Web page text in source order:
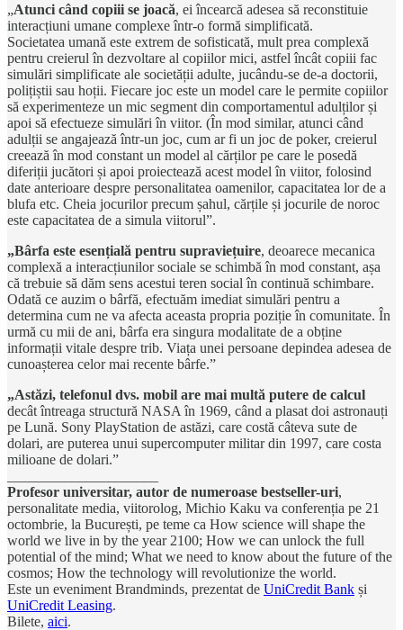
„Atunci când copiii se joacă, ei încearcă adesea să reconstituie
interacțiuni umane complexe într-o formă simplificată.
Societatea umană este extrem de sofisticată, mult prea complexă
pentru creierul în dezvoltare al copiilor mici, astfel încât copiii fac
simulări simplificate ale societății adulte, jucându-se de-a doctorii,
polițiștii sau hoții. Fiecare joc este un model care le permite copiilor
să experimenteze un mic segment din comportamentul adulților și
apoi să efectueze simulări în viitor. (În mod similar, atunci când
adulții se angajează într-un joc, cum ar fi un joc de poker, creierul
creează în mod constant un model al cărților pe care le posedă
diferiții jucători și apoi proiectează acest model în viitor, folosind
date anterioare despre personalitatea oamenilor, capacitatea lor de a
blufa etc. Cheia jocurilor precum șahul, cărțile și jocurile de noroc
este capacitatea de a simula viitorul”.
„Bârfa este esențială pentru supraviețuire, deoarece mecanica
complexă a interacțiunilor sociale se schimbă în mod constant, așa
că trebuie să dăm sens acestui teren social în continuă schimbare.
Odată ce auzim o bârfă, efectuăm imediat simulări pentru a
determina cum ne va afecta aceasta propria poziție în comunitate. În
urmă cu mii de ani, bârfa era singura modalitate de a obține
informații vitale despre trib. Viața unei persoane depindea adesea de
cunoașterea celor mai recente bârfe.”
„Astăzi, telefonul dvs. mobil are mai multă putere de calcul
decât întreaga structură NASA în 1969, când a plasat doi astronauți
pe Lună. Sony PlayStation de astăzi, care costă câteva sute de
dolari, are puterea unui supercomputer militar din 1997, care costa
milioane de dolari.”
Profesor universitar, autor de numeroase bestseller-uri,
personalitate media, viitorolog, Michio Kaku va conferenția pe 21
octombrie, la București, pe teme ca How science will shape the
world we live in by the year 2100; How we can unlock the full
potential of the mind; What we need to know about the future of the
cosmos; How the technology will revolutionize the world.
Este un eveniment Brandminds, prezentat de UniCredit Bank și
UniCredit Leasing.
Bilete, aici.